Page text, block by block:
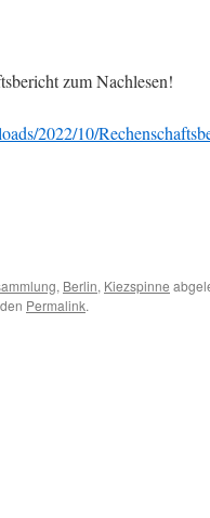
zum Nachlesen!
2022/10/
, Berlin, Kiezspinne
Permalink.